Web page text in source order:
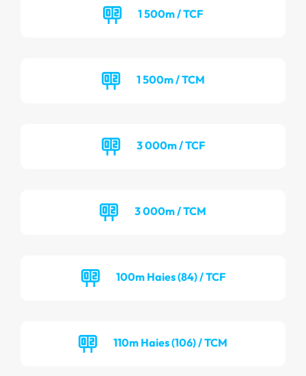
1 500m / TCF
1 500m / TCM
3 000m / TCF
3 000m / TCM
100m Haies (84) / TCF
110m Haies (106) / TCM